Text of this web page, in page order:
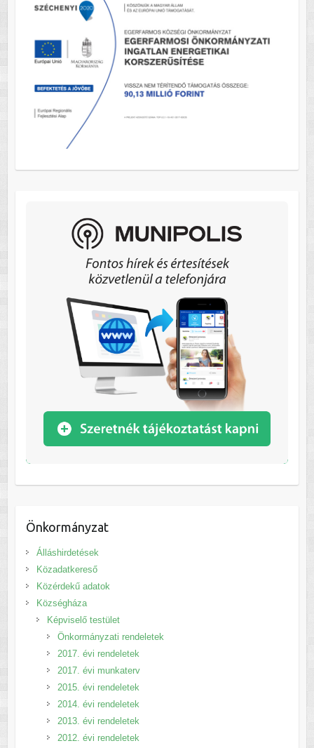
Önkormányzat
Álláshirdetések
Közadatkereső
Közérdekű adatok
Községháza
Képviselő testület
Önkormányzati rendeletek
2017. évi rendeletek
2017. évi munkaterv
2015. évi rendeletek
2014. évi rendeletek
2013. évi rendeletek
2012. évi rendeletek